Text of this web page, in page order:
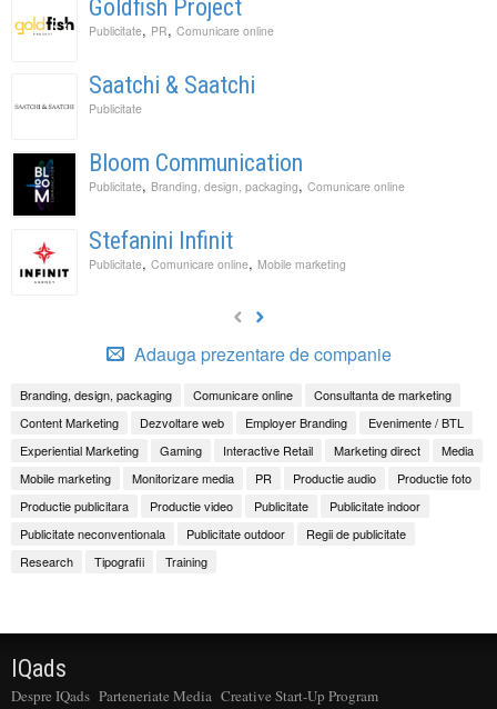
Goldfish Project
Publicitate, PR, Comunicare online
Saatchi & Saatchi
Publicitate
Bloom Communication
Publicitate, Branding, design, packaging, Comunicare online
Stefanini Infinit
Publicitate, Comunicare online, Mobile marketing
Adauga prezentare de companie
Branding, design, packaging Comunicare online
Consultanta de marketing
Content Marketing
Dezvoltare web Employer Branding
Evenimente / BTL
Experiential Marketing
Gaming Interactive Retail Marketing direct
Media
Mobile marketing
Monitorizare media PR Productie audio
Productie foto
Productie publicitara
Productie video Publicitate
Publicitate indoor
Publicitate neconventionala
Publicitate outdoor
Regii de publicitate
Research
Tipografii Training
IQads
Despre IQads Parteneriate Media Creative Start-Up Program